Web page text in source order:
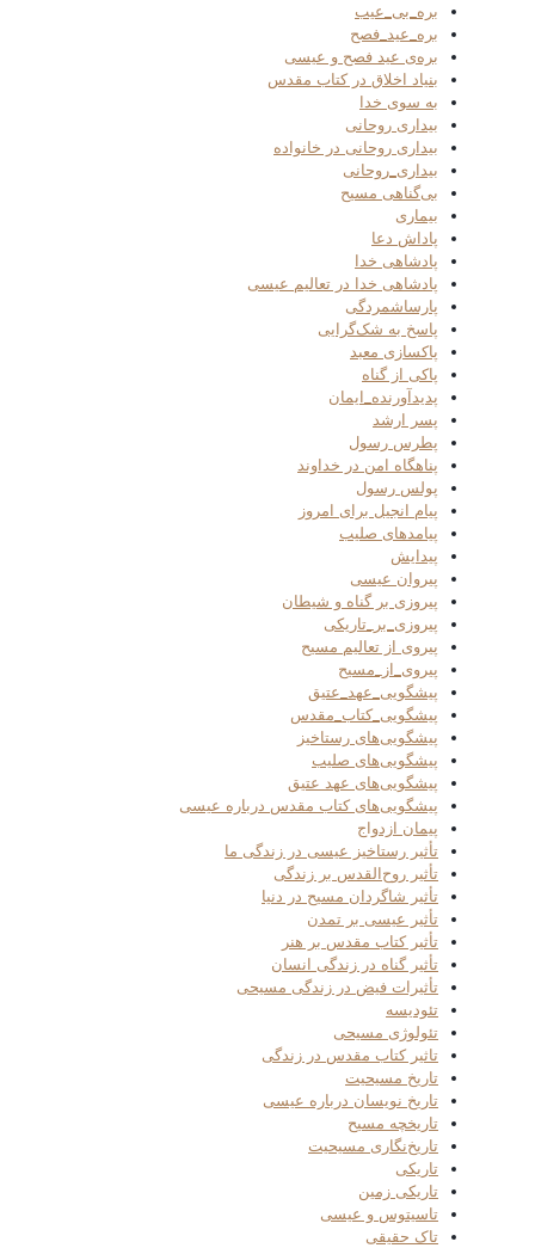
بره_بی_عیب
بره_عید_فصح
بره‌ی عید فصح و عیسی
بنیاد اخلاق در کتاب مقدس
به سوی خدا
بیداری روحانی
بیداری روحانی در خانواده
بیداری_روحانی
بی‌گناهی مسیح
بیماری
پاداش دعا
پادشاهی خدا
پادشاهی خدا در تعالیم عیسی
پارساشمردگی
پاسخ به شک‌گرایی
پاکسازی معبد
پاکی از گناه
پدیدآورنده_ایمان
پسر ارشد
پطرس رسول
پناهگاه امن در خداوند
پولس رسول
پیام انجیل برای امروز
پیامدهای صلیب
پیدایش
پیروان عیسی
پیروزی بر گناه و شیطان
پیروزی_بر_تاریکی
پیروی از تعالیم مسیح
پیروی_از_مسیح
پیشگویی_عهد_عتیق
پیشگویی_کتاب_مقدس
پیشگویی‌های رستاخیز
پیشگویی‌های صلیب
پیشگویی‌های عهد عتیق
پیشگویی‌های کتاب مقدس درباره عیسی
پیمان ازدواج
تأثیر رستاخیز عیسی در زندگی ما
تأثیر روح‌القدس بر زندگی
تأثیر شاگردان مسیح در دنیا
تأثیر عیسی بر تمدن
تأثیر کتاب مقدس بر هنر
تأثیر گناه در زندگی انسان
تأثیرات فیض در زندگی مسیحی
تئودیسه
تئولوژی مسیحی
تاثیر کتاب مقدس در زندگی
تاریخ مسیحیت
تاریخ نویسان درباره عیسی
تاریخچه مسیح
تاریخ‌نگاری مسیحیت
تاریکی
تاریکی زمین
تاسیتوس و عیسی
تاک حقیقی